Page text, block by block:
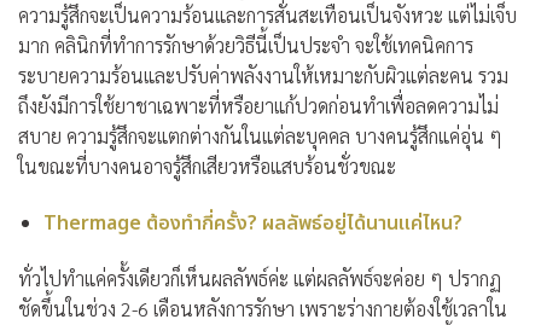
ความรู้สึกจะเป็นความร้อนและการสั่นสะเทือนเป็นจังหวะ แต่ไม่เจ็บ
มาก คลินิกที่ทำการรักษาด้วยวิธีนี้เป็นประจำ จะใช้เทคนิคการ
ระบายความร้อนและปรับค่าพลังงานให้เหมาะกับผิวแต่ละคน รวม
ถึงยังมีการใช้ยาชาเฉพาะที่หรือยาแก้ปวดก่อนทำเพื่อลดความไม่
สบาย ความรู้สึกจะแตกต่างกันในแต่ละบุคคล บางคนรู้สึกแค่อุ่น ๆ
ในขณะที่บางคนอาจรู้สึกเสียวหรือแสบร้อนชั่วขณะ
Thermage ต้องทำกี่ครั้ง? ผลลัพธ์อยู่ได้นานแค่ไหน?
ทั่วไปทำแค่ครั้งเดียวก็เห็นผลลัพธ์ค่ะ แต่ผลลัพธ์จะค่อย ๆ ปรากฏ
ชัดขึ้นในช่วง 2-6 เดือนหลังการรักษา เพราะร่างกายต้องใช้เวลาใน